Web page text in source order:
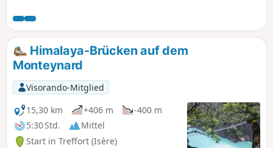
atemberaubenden Blick auf den See von Notre-Dame de
Commiers.
Himalaya-Brücken auf dem
Monteynard
Visorando-Mitglied
15,30 km
+406 m
-400 m
5:30 Std.
Mittel
Start in Treffort (Isère)